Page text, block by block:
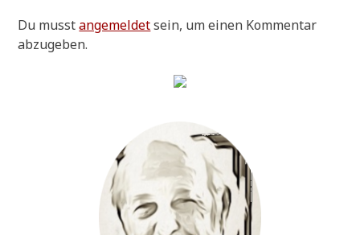
Du musstangemeldetsein, um einen Kommentar
abzugeben.